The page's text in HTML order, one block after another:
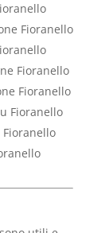
Fioranello
Fioranello
Fioranello
Fioranello
Fioranello